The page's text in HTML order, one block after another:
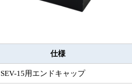
仕様
SEV-15用エンドキャップ